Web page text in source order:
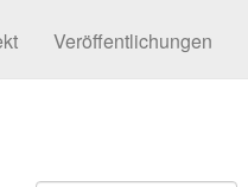
Veröffentlichungen